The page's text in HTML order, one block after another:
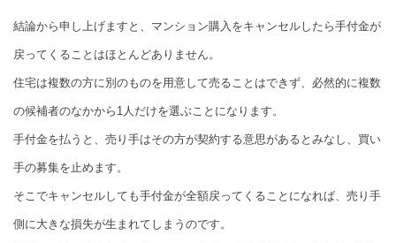
結論から申し上げますと、マンション購入をキャンセルしたら手付金が
戻ってくることはほとんどありません。
住宅は複数の方に別のものを用意して売ることはできず、必然的に複数
の候補者のなかから1人だけを選ぶことになります。
手付金を払うと、売り手はその方が契約する意思があるとみなし、買い
手の募集を止めます。
そこでキャンセルしても手付金が全額戻ってくることになれば、売り手
側に大きな損失が生まれてしまうのです。